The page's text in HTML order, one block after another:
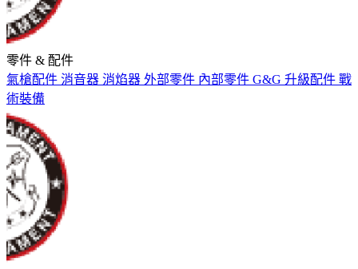
零件 & 配件
氣槍配件 消音器 消焰器 外部零件 內部零件 G&G 升級配件 戰
術裝備